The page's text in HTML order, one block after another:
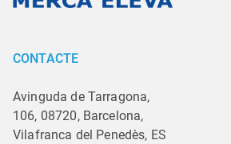
CONTACTE
Avinguda de Tarragona,
106, 08720, Barcelona,
Vilafranca del Penedès, ES